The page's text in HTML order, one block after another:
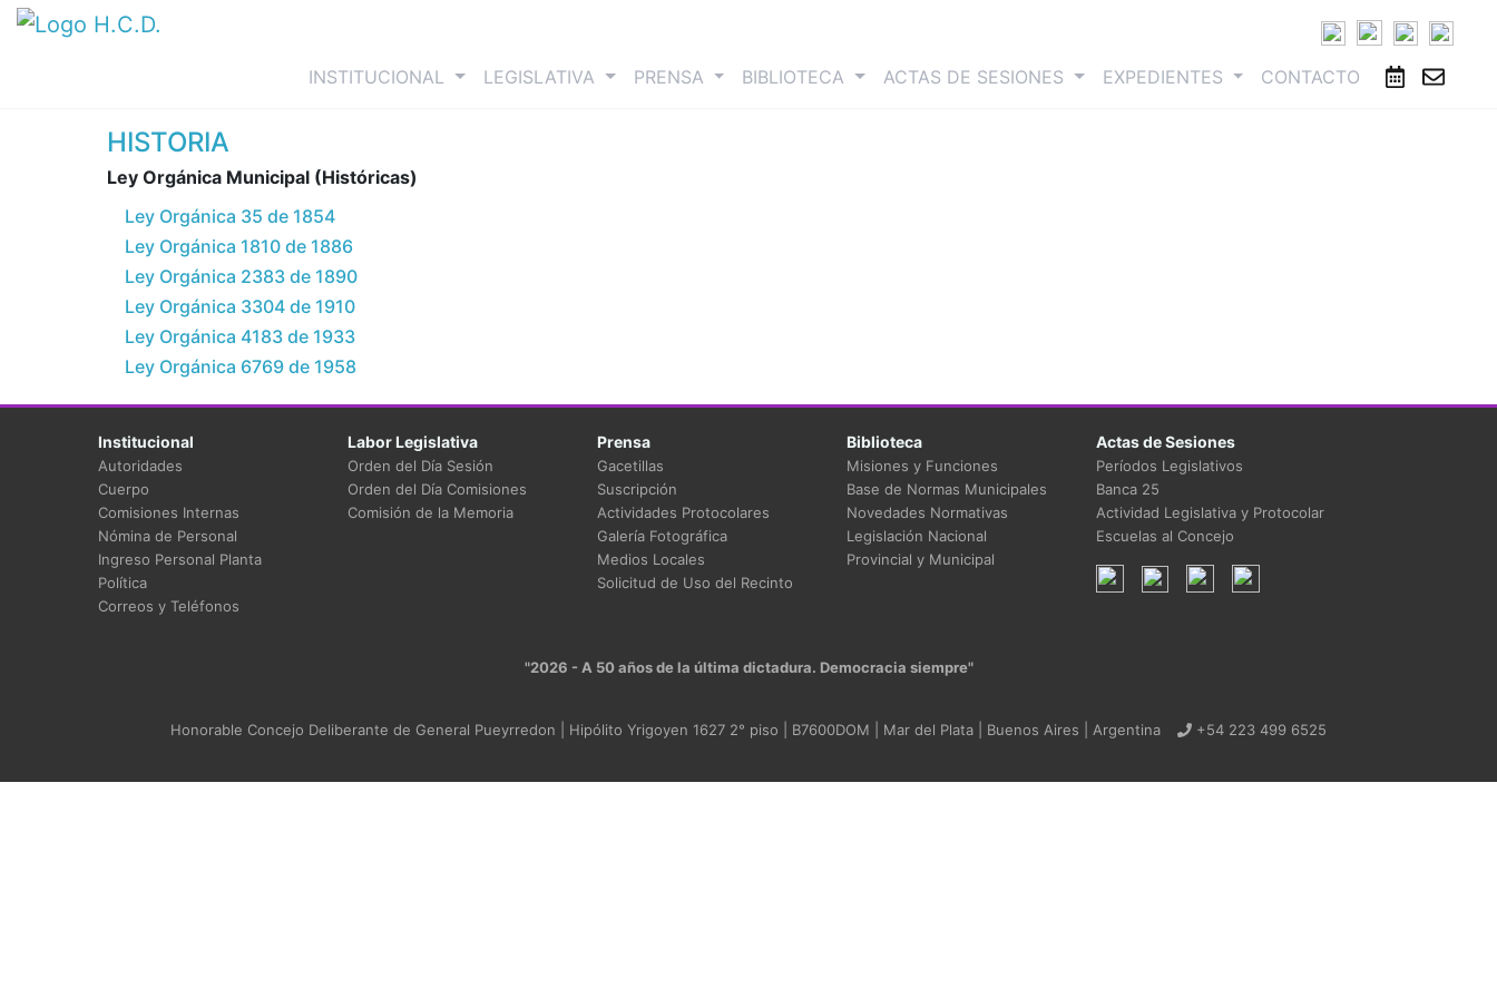
INSTITUCIONAL (current)LEGISLATIVA PRENSA BIBLIOTECA ACTAS DE SESIONES EXPEDIENTES CONTACTO
HISTORIA
Ley Orgánica Municipal (Históricas)
Ley Orgánica 35 de 1854
Ley Orgánica 1810 de 1886
Ley Orgánica 2383 de 1890
Ley Orgánica 3304 de 1910
Ley Orgánica 4183 de 1933
Ley Orgánica 6769 de 1958
Institucional
Autoridades
Cuerpo
Comisiones Internas
Nómina de Personal
Ingreso Personal Planta
Política
Correos y Teléfonos
Labor Legislativa
Orden del Día Sesión
Orden del Día Comisiones
Comisión de la Memoria
Prensa
Gacetillas
Suscripción
Actividades Protocolares
Galería Fotográfica
Medios Locales
Solicitud de Uso del Recinto
Biblioteca
Misiones y Funciones
Base de Normas Municipales
Novedades Normativas
Legislación Nacional
Provincial y Municipal
Actas de Sesiones
Períodos Legislativos
Banca 25
Actividad Legislativa y Protocolar
Escuelas al Concejo
"2026 - A 50 años de la última dictadura. Democracia siempre"
Honorable Concejo Deliberante de General Pueyrredon | Hipólito Yrigoyen 1627 2° piso | B7600DOM | Mar del Plata | Buenos Aires | Argentina +54 223 499 6525